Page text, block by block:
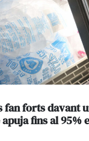
fan forts davant
fins al 95%